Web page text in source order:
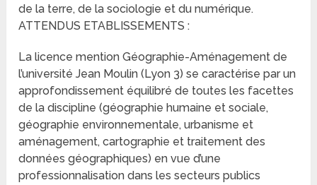
de la terre, de la sociologie et du numérique.
ATTENDUS ETABLISSEMENTS :
La licence mention Géographie-Aménagement de
l’université Jean Moulin (Lyon 3) se caractérise par un
approfondissement équilibré de toutes les facettes
de la discipline (géographie humaine et sociale,
géographie environnementale, urbanisme et
aménagement, cartographie et traitement des
données géographiques) en vue d’une
professionnalisation dans les secteurs publics